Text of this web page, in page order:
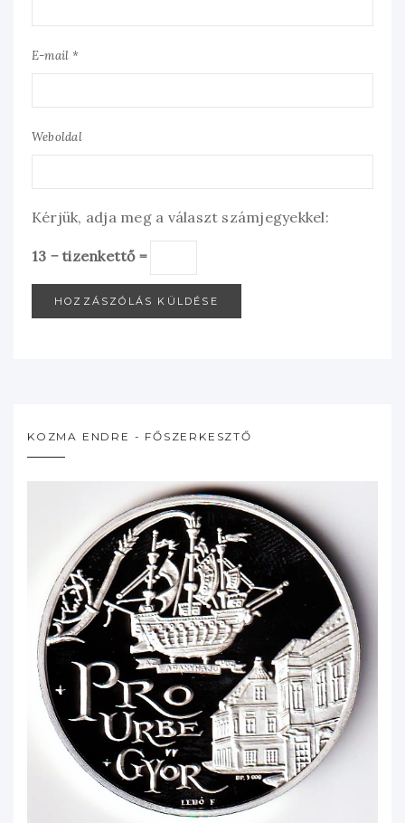
E-mail *
Weboldal
Kérjük, adja meg a választ számjegyekkel:
13 − tizenkettő =
KOZMA ENDRE - FŐSZERKESZTŐ